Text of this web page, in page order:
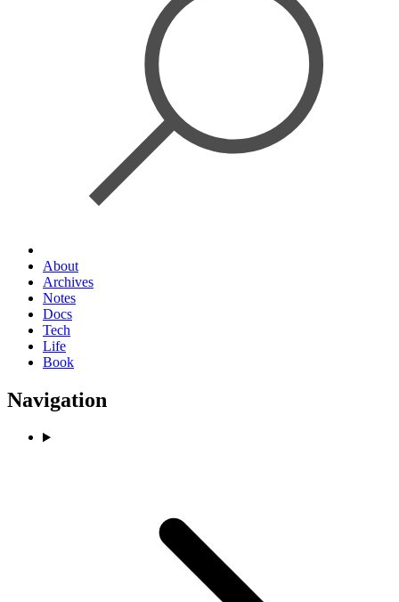
About
Archives
Notes
Docs
Tech
Life
Book
Navigation